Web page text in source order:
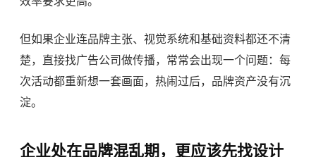
但如果企业连品牌主张、视觉系统和基础资料都还不清
楚，直接找广告公司做传播，常常会出现一个问题：每
次活动都重新想一套画面，热闹过后，品牌资产没有沉
淀。
企业处在品牌混乱期，更应该先找设计